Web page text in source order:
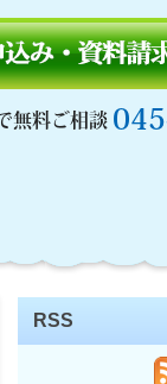
無料ご相談
RSS